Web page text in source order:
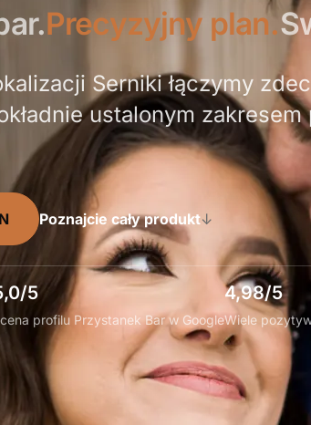
Precyzyjny plan.
Serniki łączymy
ustalonym zakresem
Poznajcie cały produkt↓
5
profilu Przystanek Bar w Google
4,98/5
Wiele